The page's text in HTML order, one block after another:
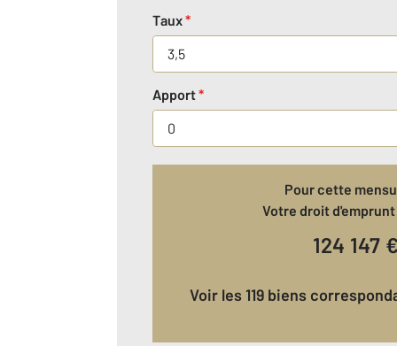
Taux*
Apport*
Pour cette
Votre droit d'emprunt
124 147 €
Voir les 119 biens